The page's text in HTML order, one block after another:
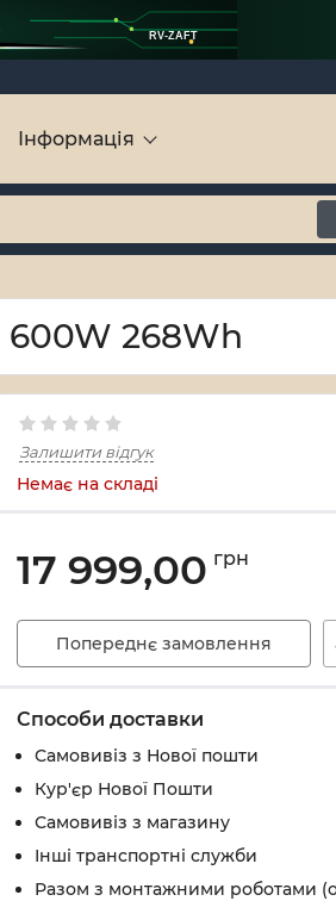
RV-ZAFT
Інформація
600W 268Wh
Залишити відгук
Немає на складі
17 999,00 грн
Попереднє замовлення
Способи доставки
Самовивіз з Нової пошти
Кур'єр Нової Пошти
Самовивіз з магазину
Інші транспортні служби
Разом з монтажними роботами